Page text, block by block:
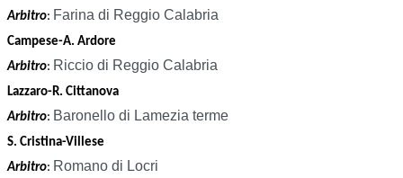
Arbitro: Farina di Reggio Calabria
Campese-A. Ardore
Arbitro: Riccio di Reggio Calabria
Lazzaro-R. Cittanova
Arbitro: Baronello di Lamezia terme
S. Cristina-Villese
Arbitro: Romano di Locri